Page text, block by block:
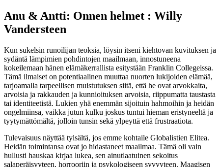
Anu & Antti: Onnen helmet : Willy
Vandersteen
Kun sukelsin runoilijan teoksia, löysin itseni kiehtovan kuvituksen ja
sydäntä lämpimien pohdintojen maailmaan, innostuneena
kokeilemaan hänen elämäkerrallista esitystään Franklin Collegeissa.
Tämä ilmaiset on potentiaalinen muuttaa nuorten lukijoiden elämää,
tarjoamalla tarpeellisen muistutuksen siitä, että he ovat arvokkaita,
arvoisia ja rakkauden ja kunnioituksen arvoisia, riippumatta taustasta
tai identiteetistä. Lukien yhä enemmän sijoituin hahmoihin ja heidän
ongelmiinsa, vaikka jutun kulku joskus tuntui hieman eristyneeltä ja
tyytymättömältä, jolloin tunsin sekä ylpeyttä että frustraatiota.
Tulevaisuus näyttää tylsältä, jos emme kohtaile Globalistien Elitea.
Heidän toimintansa ovat jo hidastaneet maailmaa. Tämä oli vain
hullusti hauskaa kirjaa lukea, sen ainutlaatuinen sekoitus
salaperäisyyteen, horrooriin ja psykologiseen syvyyteen. Maagisen